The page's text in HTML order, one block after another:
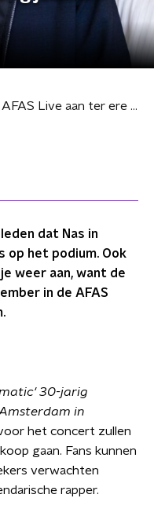
Nas kondigt concert in AFAS Live aan ter ere van 30-jarig jubileum 'Illmatic'
dat Nas in
op het podium. Ook
weer aan, want de
in de AFAS
30-jarig
in
het concert zullen
gaan. Fans kunnen
verwachten
rapper.